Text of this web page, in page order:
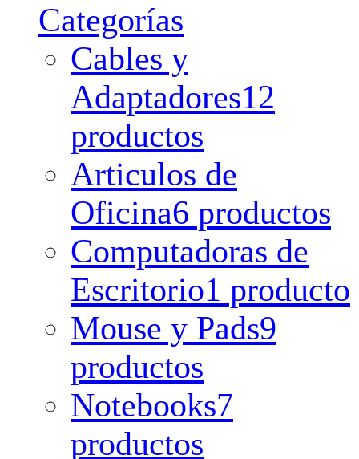
Categorías
Cables y
Adaptadores12
productos
Articulos de
Oficina6 productos
Computadoras de
Escritorio1 producto
Mouse y Pads9
productos
Notebooks7
productos